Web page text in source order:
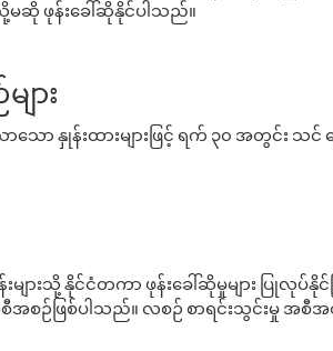
မဆို ဖုန်းခေါ်ဆိုနိုင်ပါသည်။
ား
ော နှုန်းထားများဖြင့် ရက် ၃၀ အတွင်း
းများသို့ နိုင်ငံတကာ ဖုန်းခေါ်ဆိုမှုများ ပ
ဉ်ဖြစ်ပါသည်။ လစဉ် စာရင်းသွင်းမှု အစီအ